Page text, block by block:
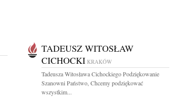
TADEUSZ WITOSŁAW
CICHOCKI KRAKÓW
Tadeusza Witosława Cichockiego Podziękowanie
Szanowni Państwo, Chcemy podziękować
wszystkim...